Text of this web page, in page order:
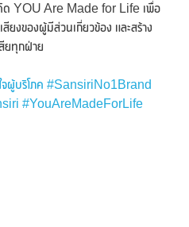
ด YOU Are Made for Life เพื่อ
งของผู้มีส่วนเกี่ยวข้อง และสร้าง
ยทุกฝ่าย
ผู้บริโภค #SansiriNo1Brand
#YouAreMadeForLife